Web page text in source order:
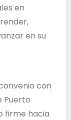
en
en su
con
Puerto
firme hacia